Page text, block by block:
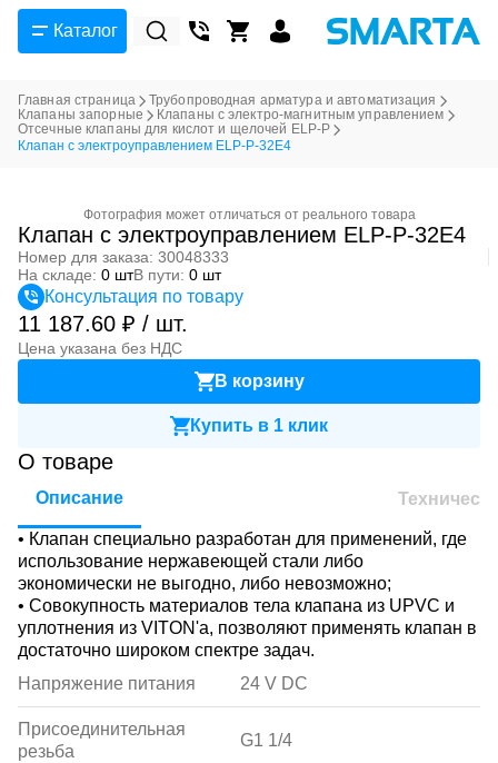
Каталог
Главная страница
Трубопроводная арматура и автоматизация
Клапаны запорные
Клапаны с электро-магнитным управлением
Отсечные клапаны для кислот и щелочей ELP-P
Клапан с электроуправлением ELP-P-32E4
Фотография может отличаться от реального товара
Клапан с электроуправлением ELP-P-32E4
Номер для заказа: 30048333
На складе: 0 штВ пути: 0 шт
Консультация по товару
11 187.60 ₽ / шт.
Цена указана без НДС
В корзину
Купить в 1 клик
О товаре
Описание
• Клапан специально разработан для применений, где
использование нержавеющей стали либо
экономически не выгодно, либо невозможно;
• Совокупность материалов тела клапана из UPVC и
уплотнения из VITON'а, позволяют применять клапан в
достаточно широком спектре задач.
Напряжение питания
24 V DC
Присоединительная
резьба
G1 1/4